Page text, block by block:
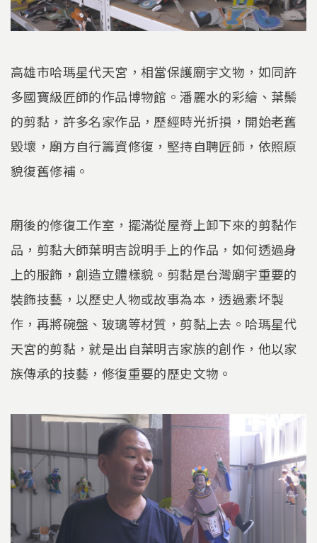
高雄市哈瑪星代天宮，相當保護廟宇文物，如同許
多國寶級匠師的作品博物館。潘麗水的彩繪、葉鬃
的剪黏，許多名家作品，歷經時光折損，開始老舊
毀壞，廟方自行籌資修復，堅持自聘匠師，依照原
貌復舊修補。
廟後的修復工作室，擺滿從屋脊上卸下來的剪黏作
品，剪黏大師葉明吉說明手上的作品，如何透過身
上的服飾，創造立體樣貌。剪黏是台灣廟宇重要的
裝飾技藝，以歷史人物或故事為本，透過素坏製
作，再將碗盤、玻璃等材質，剪黏上去。哈瑪星代
天宮的剪黏，就是出自葉明吉家族的創作，他以家
族傳承的技藝，修復重要的歷史文物。